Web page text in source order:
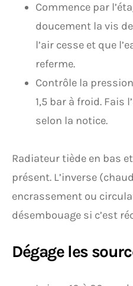
Commence par
doucement la vis
l’air cesse et que
referme.
Contrôle la
1,5 bar à froid. Fais
selon la notice.
Radiateur tiède en bas
présent. L’inverse
encrassement ou
désembouage si c’est
Dégage les